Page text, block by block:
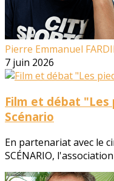
Pierre Emmanuel
7 juin 2026
Film et débat "Les
Scénario
En partenariat avec le
SCÉNARIO, l'association